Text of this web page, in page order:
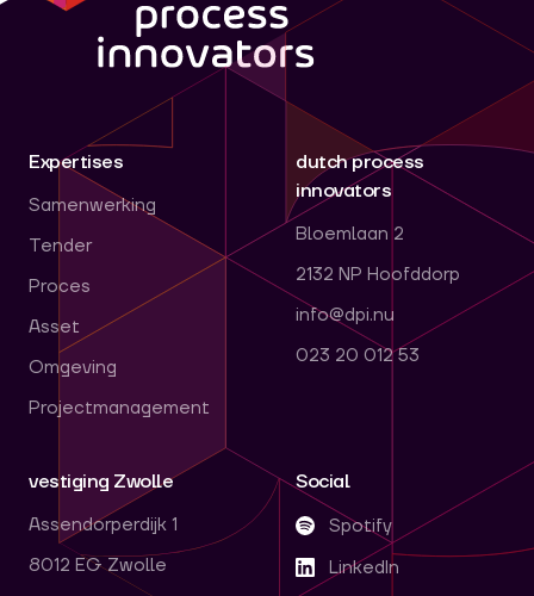
Expertises
Samenwerking
Tender
Proces
Asset
Omgeving
Projectmanagement
dutch process
innovators
Bloemlaan 2
2132 NP Hoofddorp
info@dpi.nu
023 20 012 53
vestiging Zwolle
Assendorperdijk 1
8012 EG Zwolle
Social
Spotify
LinkedIn